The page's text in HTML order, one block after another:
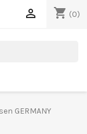
shopping_cart (0)

GERMANY